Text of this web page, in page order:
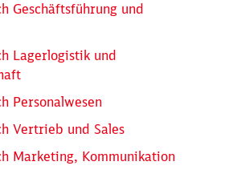
Geschäftsführung und
Lagerlogistik und
Personalwesen
Vertrieb und Sales
Marketing, Kommunikation